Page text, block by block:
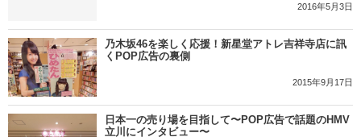
2016年5月3日
乃木坂46を楽しく応援！新星堂アトレ吉祥寺店に訊
くPOP広告の裏側
2015年9月17日
日本一の売り場を目指して〜POP広告で話題のHMV
立川にインタビュー〜